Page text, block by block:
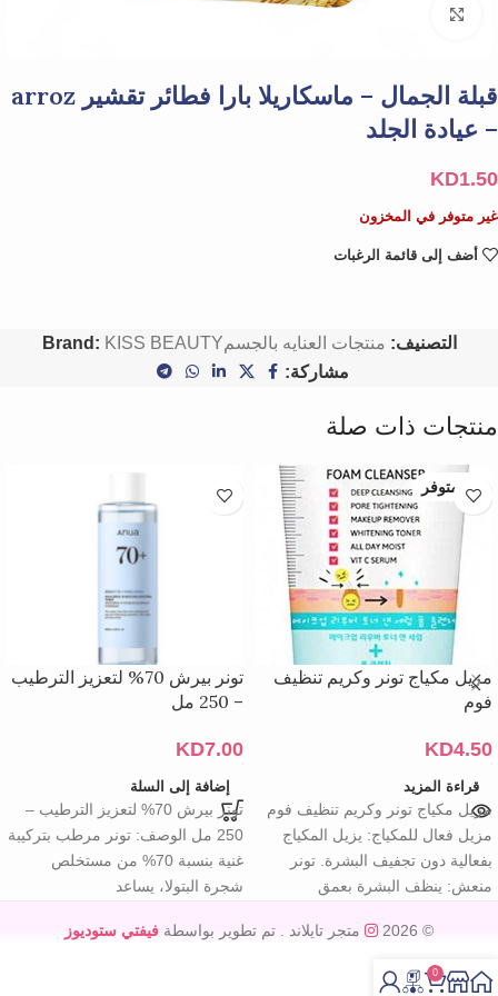
قبلة الجمال – ماسكاريلا بارا فطائر تقشير arroz
– عيادة الجلد
KD1.50
غير متوفر في المخزون
أضف إلى قائمة الرغبات
التصنيف: منتجات العنايه بالجسم Brand: KISS BEAUTY
مشاركة:
منتجات ذات صلة
غير متوفر
مزيل مكياج تونر وكريم تنظيف
فوم
KD4.50
قراءة المزيد
مزيل مكياج تونر وكريم تنظيف فوم
مزيل فعال للمكياج: يزيل المكياج
بفعالية دون تجفيف البشرة. تونر
منعش: ينظف البشرة بعمق
تونر بيرش 70% لتعزيز الترطيب
– 250 مل
KD7.00
إضافة إلى السلة
تونر بيرش 70% لتعزيز الترطيب –
250 مل الوصف: تونر مرطب بتركيبة
غنية بنسبة 70% من مستخلص
شجرة البتولا، يساعد
© 2026 متجر تايلاند . تم تطوير بواسطة فيفتي ستوديوز
0